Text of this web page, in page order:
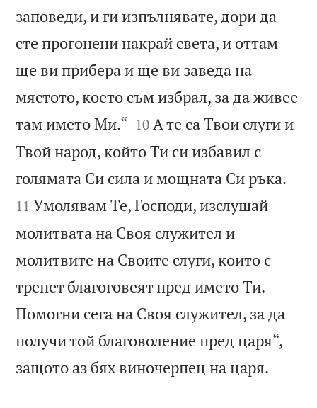
заповеди, и ги изпълнявате, дори да
сте прогонени накрай света, и оттам
ще ви прибера и ще ви заведа на
мястото, което съм избрал, за да живее
там името Ми.“ 

10 А те са Твои слуги и
Твой народ, който Ти си избавил с
голямата Си сила и мощната Си ръка.
11 Умолявам Те, Господи, изслушай
молитвата на Своя служител и
молитвите на Своите слуги, които с
трепет благоговеят пред името Ти.
Помогни сега на Своя служител, за да
получи той благоволение пред царя“,
защото аз бях виночерпец на царя.